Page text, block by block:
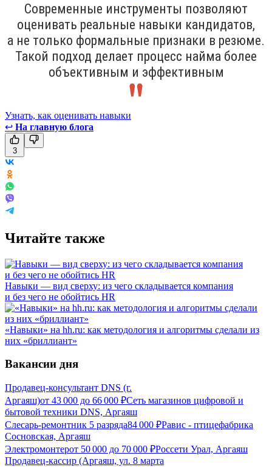
Современные инструменты позволяют
оценивать реальные навыки кандидатов,
а не только формальные признаки в резюме.
Такой подход делает процесс найма более
объективным и эффективным
Узнать, как оценивать навыки
↩ На главную блога
3
Читайте также
Навыки — вид сверху: из чего складывается компания
и без чего не обойтись HR
«Навыки» на hh.ru: как методология и алгоритмы сделали из
них «бриллиант»
Вакансии дня
Продавец-консультант DNS (г.
Аргаяш)от 43 000 до 66 000 ₽Сеть магазинов цифровой и
бытовой техники DNS, Аргаяш
Слесарь-ремонтник 5 разряда84 000 ₽Равис - птицефабрика
Сосновская, Аргаяш
Электромонтерот 50 000 до 70 000 ₽Россети Урал, Аргаяш
Продавец-кассир (Аргаяш, ул. 8 марта